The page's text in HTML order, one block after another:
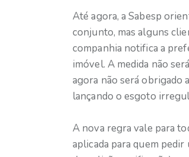
Até agora, a Sabesp
conjunto, mas alguns
companhia notifica a
imóvel. A medida não
agora não será obrigado
lançando o esgoto
A nova regra vale para
aplicada para quem